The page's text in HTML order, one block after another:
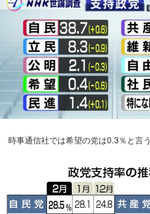
時事通信社では希望の党は0.3％と言